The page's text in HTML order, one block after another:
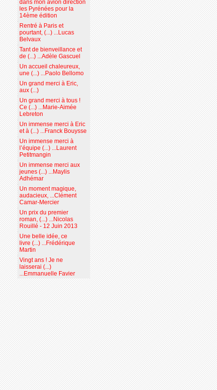
dans mon avion direction
les Pyrénées pour la
14ème édition
Rentré à Paris et
pourtant, (...) ...Lucas
Belvaux
Tant de bienveillance et
de (...) ...Adèle Gascuel
Un accueil chaleureux,
une (...) ...Paolo Bellomo
Un grand merci à Eric,
aux (...)
Un grand merci à tous !
Ce (...) ...Marie-Aimée
Lebreton
Un immense merci à Eric
et à (...) ...Franck Bouysse
Un immense merci à
l’équipe (...) ...Laurent
Petitmangin
Un immense merci aux
jeunes (...) ...Maylis
Adhémar
Un moment magique,
audacieux, ...Clément
Camar-Mercier
Un prix du premier
roman, (...) ...Nicolas
Rouillé - 12 Juin 2013
Une belle idée, ce
livre (...) ...Frédérique
Martin
Vingt ans ! Je ne
laisserai (...)
...Emmanuelle Favier